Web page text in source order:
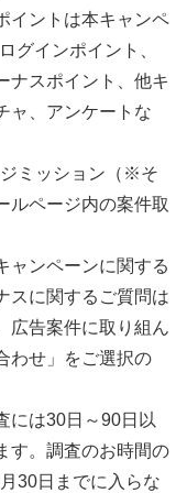
イントは本キャンペ
グインポイント、
ナスポイント、他キ
ャ、アンケートな
ジミッション（※そ
ルページ内の案件取
ャンペーンに関する
スに関するご質問は
広告案件に取り組ん
わせ」をご選択の
には30日～90日以
す。調査のお時間の
30日までに入らな